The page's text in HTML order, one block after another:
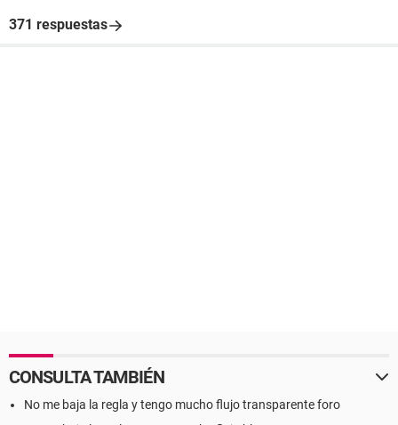
371 respuestas
CONSULTA TAMBIÉN
No me baja la regla y tengo mucho flujo transparente foro